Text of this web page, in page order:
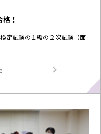
！
定試験の１級の２次試験（面